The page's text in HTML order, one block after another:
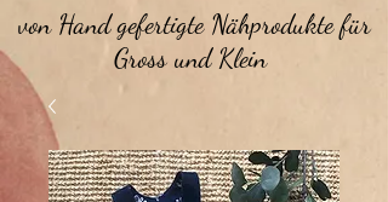
von Hand gefertigte Nähprodukte für
Gross und Klein